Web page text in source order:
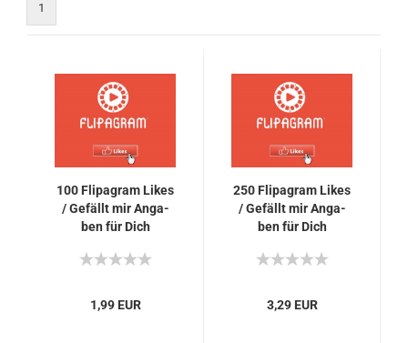
1
100 Fli­pa­gram Likes
/ Ge­fällt mir An­ga­
ben für Dich
1,99 EUR
250 Fli­pa­gram Likes
/ Ge­fällt mir An­ga­
ben für Dich
3,29 EUR